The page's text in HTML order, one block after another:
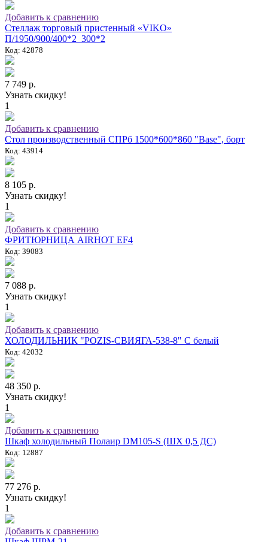
Добавить к сравнению
Стеллаж торговый пристенный «VIKO»
П/1950/900/400*2_300*2
Код: 42878
7 749 р.
Узнать скидку!
1
Добавить к сравнению
Стол производственный СПРб 1500*600*860 "Base", борт
Код: 43914
8 105 р.
Узнать скидку!
1
Добавить к сравнению
ФРИТЮРНИЦА AIRHOT EF4
Код: 39083
7 088 р.
Узнать скидку!
1
Добавить к сравнению
ХОЛОДИЛЬНИК "POZIS-СВИЯГА-538-8" C белый
Код: 42032
48 350 р.
Узнать скидку!
1
Добавить к сравнению
Шкаф холодильный Полаир DM105-S (ШХ 0,5 ДС)
Код: 12887
77 276 р.
Узнать скидку!
1
Добавить к сравнению